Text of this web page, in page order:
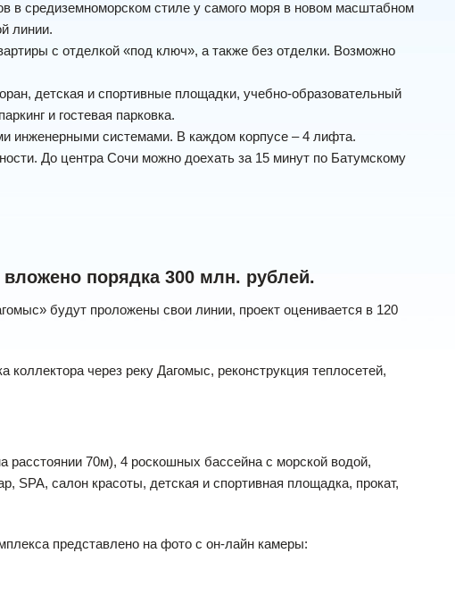
в средиземноморском стиле у самого моря в новом масштабном
линии.
с отделкой «под ключ», а также без отделки. Возможно
детская и спортивные площадки, учебно-образовательный
и гостевая парковка.
инженерными системами. В каждом корпусе – 4 лифта.
До центра Сочи можно доехать за 15 минут по Батумскому
порядка 300 млн. рублей.
будут проложены свои линии, проект оценивается в 120
через реку Дагомыс, реконструкция теплосетей,
70м), 4 роскошных бассейна с морской водой,
SPA, салон красоты, детская и спортивная площадка, прокат,
представлено на фото с он-лайн камеры: